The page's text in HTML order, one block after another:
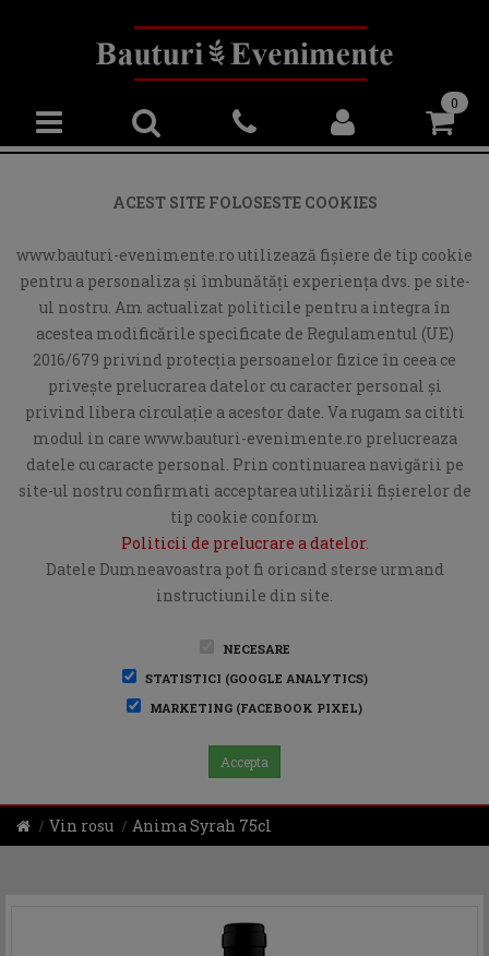
0
ACEST SITE FOLOSESTE COOKIES
www.bauturi-evenimente.ro utilizează fişiere de tip cookie
pentru a personaliza și îmbunătăți experiența dvs. pe site-
ul nostru. Am actualizat politicile pentru a integra în
acestea modificările specificate de Regulamentul (UE)
2016/679 privind protecția persoanelor fizice în ceea ce
privește prelucrarea datelor cu caracter personal și
privind libera circulație a acestor date. Va rugam sa cititi
modul in care www.bauturi-evenimente.ro prelucreaza
datele cu caracte personal. Prin continuarea navigării pe
site-ul nostru confirmati acceptarea utilizării fişierelor de
tip cookie conform
Politicii de prelucrare a datelor.
Datele Dumneavoastra pot fi oricand sterse urmand
instructiunile din site.
NECESARE
STATISTICI (GOOGLE ANALYTICS)
MARKETING (FACEBOOK PIXEL)
Accepta
Vin rosu Anima Syrah 75cl